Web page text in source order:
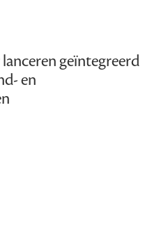
geïntegreerd
en